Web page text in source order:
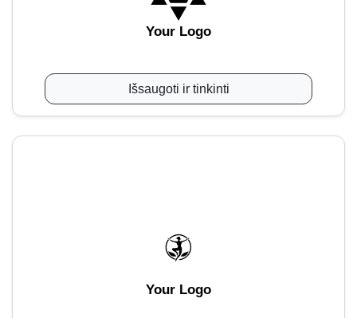
Your Logo
Išsaugoti ir tinkinti
Your Logo